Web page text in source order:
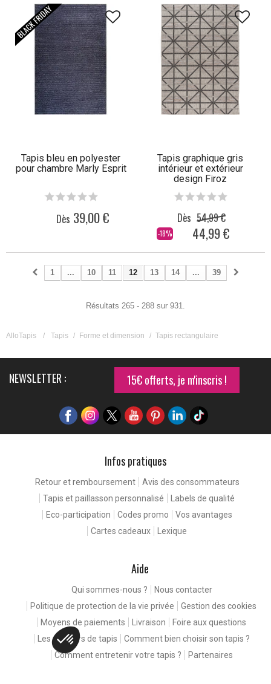
Tapis bleu en polyester
pour chambre Marly Esprit
Dès 39,00 €
Tapis graphique gris
intérieur et extérieur
design Firoz
-18%
Dès 54,99 €
44,99 €
1 ... 10 11 12 13 14 ... 39
Résultats 265 - 288 sur 931.
AlloTapis / Tapis / Forme et dimension / Tapis rectangulaire
NEWSLETTER : 15€ offerts, je m'inscris !
Infos pratiques
Retour et remboursement
Avis des consommateurs
Tapis et paillasson personnalisé
Labels de qualité
Eco-participation
Codes promo
Vos avantages
Cartes cadeaux
Lexique
Aide
Qui sommes-nous ?
Nous contacter
Politique de protection de la vie privée
Gestion des cookies
Moyens de paiements
Livraison
Foire aux questions
Les couleurs de tapis
Comment bien choisir son tapis ?
Comment entretenir votre tapis ?
Partenaires